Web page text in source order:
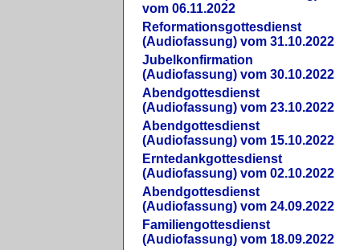
vom 06.11.2022
Reformationsgottesdienst
(Audiofassung) vom 31.10.2022
Jubelkonfirmation
(Audiofassung) vom 30.10.2022
Abendgottesdienst
(Audiofassung) vom 23.10.2022
Abendgottesdienst
(Audiofassung) vom 15.10.2022
Erntedankgottesdienst
(Audiofassung) vom 02.10.2022
Abendgottesdienst
(Audiofassung) vom 24.09.2022
Familiengottesdienst
(Audiofassung) vom 18.09.2022